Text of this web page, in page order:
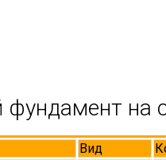
на
Вид